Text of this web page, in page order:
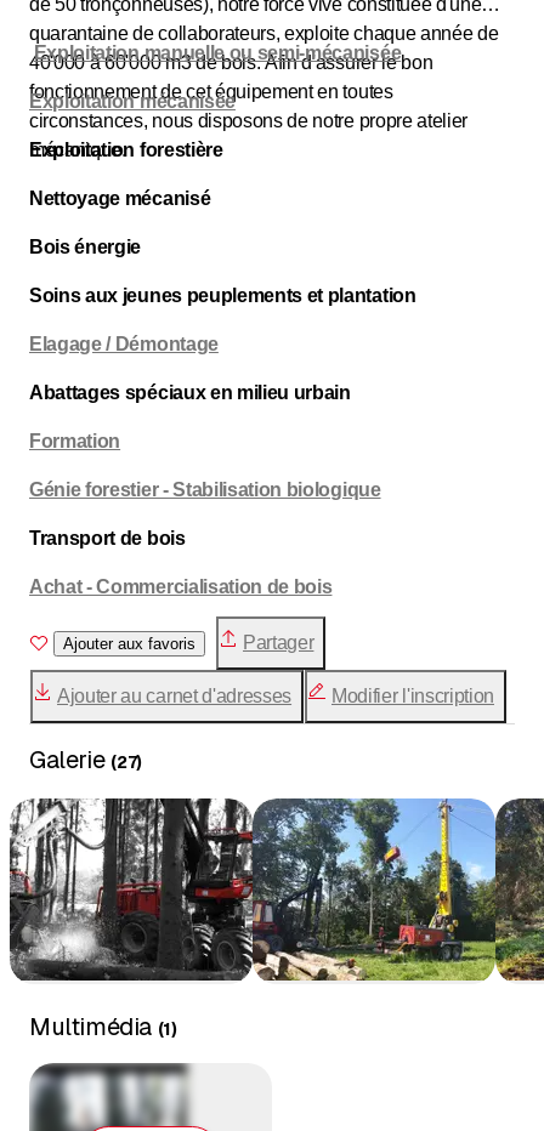
quarantaine de collaborateurs, exploite chaque année de
40'000 à 60'000 m3 de bois. Afin d'assurer le bon
fonctionnement de cet équipement en toutes
circonstances, nous disposons de notre propre atelier
mécanique.
Exploitation manuelle ou semi-mécanisée
Exploitation mécanisée
Exploitation forestière
Nettoyage mécanisé
Bois énergie
Soins aux jeunes peuplements et plantation
Elagage / Démontage
Abattages spéciaux en milieu urbain
Formation
Génie forestier - Stabilisation biologique
Transport de bois
Achat - Commercialisation de bois
Ajouter aux favoris Partager
Ajouter au carnet d'adresses Modifier l'inscription
Galerie (27)
Multimédia (1)